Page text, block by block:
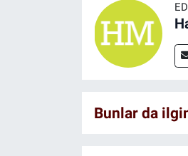
Bunlar da